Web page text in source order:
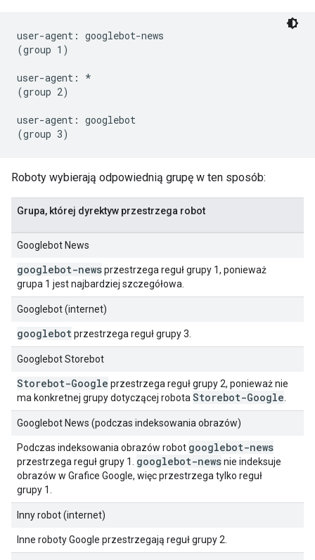
user-agent: googlebot-news
(group 1)
user-agent: *
(group 2)
user-agent: googlebot
Roboty wybierają odpowiednią grupę w ten sposób:
Grupa, której dyrektyw przestrzega robot
Googlebot News
googlebot-newsprzestrzega reguł grupy 1, ponieważ
grupa 1 jest najbardziej szczegółowa.
Googlebot (internet)
googlebotprzestrzega reguł grupy 3.
Googlebot Storebot
Storebot-Google przestrzega reguł grupy 2, ponieważ nie
ma konkretnej grupy dotyczącej robota Storebot-Google
Googlebot News (podczas indeksowania obrazów)
Podczas indeksowania obrazów robot googlebot-news
przestrzega reguł grupy 1. googlebot-newsnie indeksuje
obrazów w Grafice Google, więc przestrzega tylko reguł
grupy 1.
Inny robot (internet)
Inne roboty Google przestrzegają reguł grupy 2.